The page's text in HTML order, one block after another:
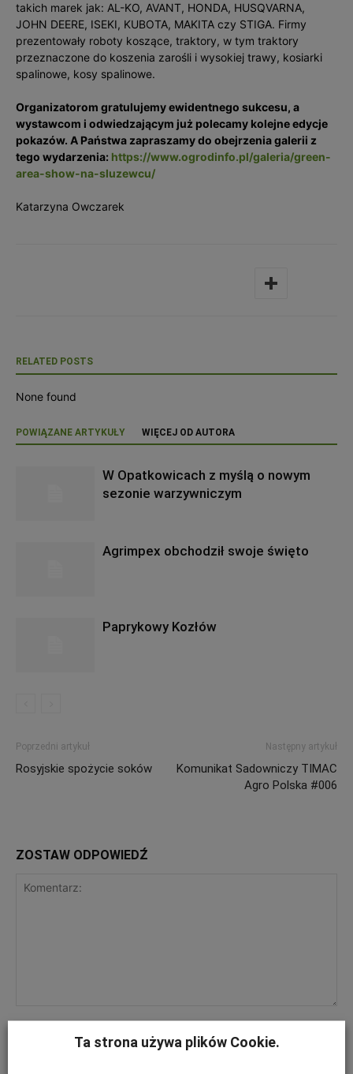
takich marek jak: AL-KO, AVANT, HONDA, HUSQVARNA,
JOHN DEERE, ISEKI, KUBOTA, MAKITA czy STIGA. Firmy
prezentowały roboty koszące, traktory, w tym traktory
przeznaczone do koszenia zarośli i wysokiej trawy, kosiarki
spalinowe, kosy spalinowe.
Organizatorom gratulujemy ewidentnego sukcesu, a
wystawcom i odwiedzającym już polecamy kolejne edycje
pokazów. A Państwa zapraszamy do obejrzenia galerii z
tego wydarzenia: https://www.ogrodinfo.pl/galeria/green-
area-show-na-sluzewcu/
Katarzyna Owczarek
RELATED POSTS
None found
POWIĄZANE ARTYKUŁY WIĘCEJ OD AUTORA
W Opatkowicach z myślą o nowym
sezonie warzywniczym
Agrimpex obchodził swoje święto
Paprykowy Kozłów
Poprzedni artykuł
Rosyjskie spożycie soków
Następny artykuł
Komunikat Sadowniczy TIMAC
Agro Polska #006
ZOSTAW ODPOWIEDŹ
Ta strona używa plików Cookie.